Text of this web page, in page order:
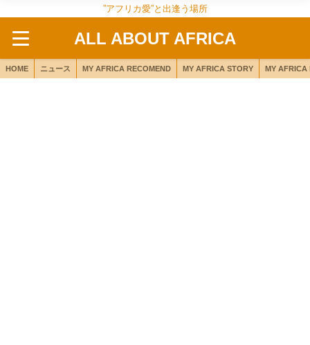
”アフリカ愛”と出逢う場所
ALL ABOUT AFRICA
HOME ニュース MY AFRICA RECOMEND MY AFRICA STORY MY AFRICA